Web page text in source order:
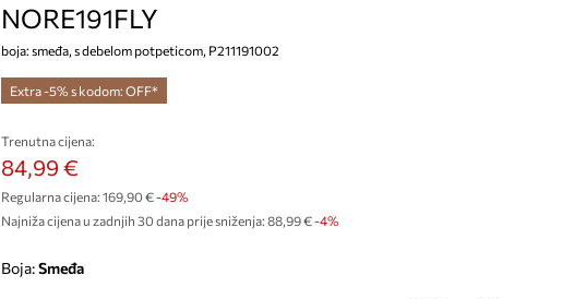
NORE191FLY
boja: smeđa, s debelom potpeticom, P211191002
Extra -5% s kodom: OFF*
Trenutna cijena:
84,99 €
Regularna cijena: 169,90 €-49%
Najniža cijena u zadnjih 30 dana prije sniženja: 88,99 € -4%
Boja: smeđa